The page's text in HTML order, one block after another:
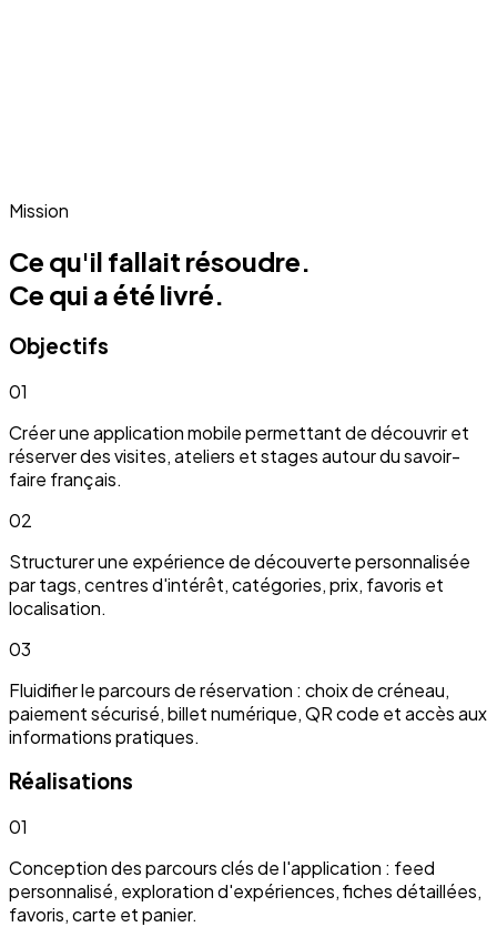
Mission
Ce qu'il fallait résoudre.
Ce qui a été livré.
Objectifs
01
Créer une application mobile permettant de découvrir et
réserver des visites, ateliers et stages autour du savoir-
faire français.
02
Structurer une expérience de découverte personnalisée
par tags, centres d'intérêt, catégories, prix, favoris et
localisation.
03
Fluidifier le parcours de réservation : choix de créneau,
paiement sécurisé, billet numérique, QR code et accès aux
informations pratiques.
Réalisations
01
Conception des parcours clés de l'application : feed
personnalisé, exploration d'expériences, fiches détaillées,
favoris, carte et panier.